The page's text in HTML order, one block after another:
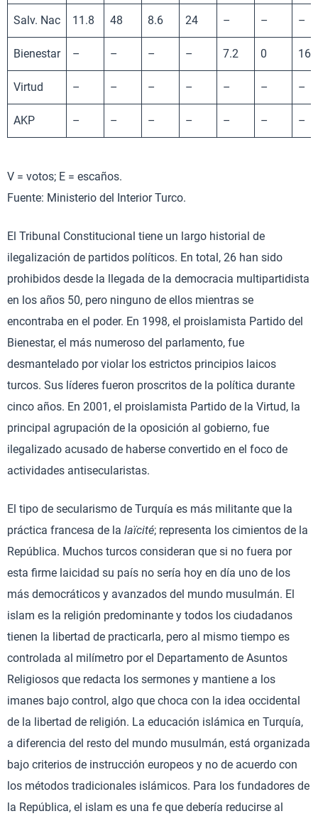
Salv. Nac 11.8 48 8.6 24 – – –
Bienestar – – – – 7.2 0
Virtud – – – – – – –
AKP – – – – – – –
V = votos; E = escaños.
Fuente: Ministerio del Interior Turco.
El Tribunal Constitucional tiene un largo historial de
ilegalización de partidos políticos. En total, 26 han sido
prohibidos desde la llegada de la democracia multipartidista
en los años 50, pero ninguno de ellos mientras se
encontraba en el poder. En 1998, el proislamista Partido del
Bienestar, el más numeroso del parlamento, fue
desmantelado por violar los estrictos principios laicos
turcos. Sus líderes fueron proscritos de la política durante
cinco años. En 2001, el proislamista Partido de la Virtud, la
principal agrupación de la oposición al gobierno, fue
ilegalizado acusado de haberse convertido en el foco de
actividades antisecularistas.
El tipo de secularismo de Turquía es más militante que la
práctica francesa de la laïcité; representa los cimientos de la
República. Muchos turcos consideran que si no fuera por
esta firme laicidad su país no sería hoy en día uno de los
más democráticos y avanzados del mundo musulmán. El
islam es la religión predominante y todos los ciudadanos
tienen la libertad de practicarla, pero al mismo tiempo es
controlada al milímetro por el Departamento de Asuntos
Religiosos que redacta los sermones y mantiene a los
imanes bajo control, algo que choca con la idea occidental
de la libertad de religión. La educación islámica en Turquía,
a diferencia del resto del mundo musulmán, está organizada
bajo criterios de instrucción europeos y no de acuerdo con
los métodos tradicionales islámicos. Para los fundadores de
la República, el islam es una fe que debería reducirse al